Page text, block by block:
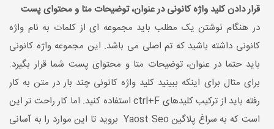
قرار دادن کلید واژه کانونی در عنوان، توضیحات متا و محتوای پست
در هنگام نوشتن یک مطلب باید مجموعه ای از کلمات به نام واژه
کانونی داشته باشید که تم اصلی می باشد. این مجموعه واژه کانونی
باید حتما در عنوان، توضیحات متا و محتوای پست شما قرار بگیرد.
برای مثال برای اینکه ببینید کلید واژه کانونی چند بار در متن به کار
رفته باید از ترکیب کلیدهای ctrl+F استفاده کنید. اما کار راحت تر این
است که به سراغ پلاگین Yaost Seo بروید تا این موارد را به آسانی